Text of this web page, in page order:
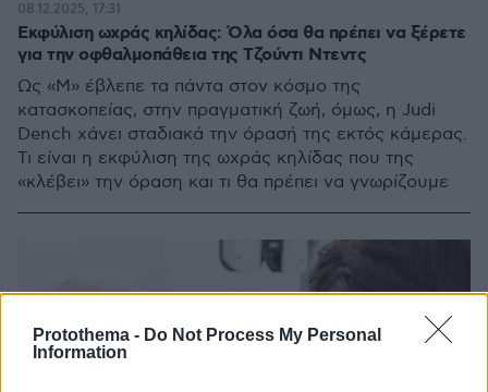
Protothema - Do Not Process My Personal
Information
Εκφύλιση ωχράς κηλίδας: Όλα όσα θα πρέπει να ξέρετε
για την οφθαλμοπάθεια της Τζούντι Ντεντς
Ως «M» έβλεπε τα πάντα στον κόσμο της
κατασκοπείας, στην πραγματική ζωή, όμως, η Judi
Dench χάνει σταδιακά την όρασή της εκτός κάμερας.
Τι είναι η εκφύλιση της ωχράς κηλίδας που της
«κλέβει» την όραση και τι θα πρέπει να γνωρίζουμε
08.12.2025, 17:31